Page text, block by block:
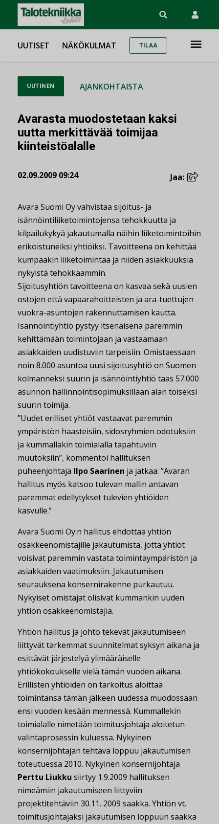
UUTISET NÄKÖKULMAT TILAA
UUTINEN AJANKOHTAISTA
Avarasta muodostetaan kaksi
uutta merkittävää toimijaa
kiinteistöalalle
02.09.2009 09:24 Jaa:
Avara Suomi Oy vahvistaa sijoitus- ja
isännöintiliiketoimintojensa tehokkuutta ja
kilpailukykyä jakautumalla näihin liiketoimintoihin
erikoistuneiksi yhtiöiksi. Tavoitteena on kehittää
kumpaakin liiketoimintaa ja niiden asiakkuuksia
nykyistä tehokkaammin.
Sijoitusyhtiön tavoitteena on kasvaa sekä uusien
ostojen että vapaarahoitteisten ja ara-tuettujen
vuokra-asuntojen rakennuttamisen kautta.
Isännöintiyhtiö pystyy itsenäisenä paremmin
kehittämään toimintojaan ja vastaamaan
asiakkaiden uudistuviin tarpeisiin. Omistaessaan
noin 8.000 asuntoa uusi sijoitusyhtiö on Suomen
kolmanneksi suurin ja isännöintiyhtiö taas 57.000
asunnon hallinnointisopimuksillaan alan toiseksi
suurin toimija.
”Uudet erilliset yhtiöt vastaavat paremmin
ympäristön haasteisiin, sidosryhmien odotuksiin
ja kummallakin toimialalla tapahtuviin
muutoksiin”, kommentoi hallituksen
puheenjohtaja Ilpo Saarinen ja jatkaa: ”Avaran
hallitus myös katsoo tulevan mallin antavan
paremmat edellytykset tulevien yhtiöiden
kasvulle.”
Avara Suomi Oy:n hallitus ehdottaa yhtiön
osakkeenomistajille jakautumista, jotta yhtiöt
voisivat paremmin vastata toimintaympäristön ja
asiakkaiden vaatimuksiin. Jakautumisen
seurauksena konsernirakenne purkautuu.
Nykyiset omistajat olisivat kummankin uuden
yhtiön osakkeenomistajia.
Yhtiön hallitus ja johto tekevät jakautumiseen
liittyvät tarkemmat suunnitelmat syksyn aikana ja
esittävät järjestelyä ylimääräiselle
yhtiökokoukselle vielä tämän vuoden aikana.
Erillisten yhtiöiden on tarkoitus aloittaa
toimintansa tämän jälkeen uudessa muodossaan
ensi vuoden kesään mennessä. Kummallekin
toimialalle nimetään toimitusjohtaja aloitetun
valintaprosessin kuluessa. Nykyinen
konsernijohtajan tehtävä loppuu jakautumisen
toteutuessa 2010. Nykyinen konsernijohtaja
Perttu Liukku siirtyy 1.9.2009 hallituksen
nimeämiin jakautumiseen liittyviin
projektitehtäviin 30.11. 2009 saakka. Yhtiön vt.
toimitusjohtajaksi jakautumisen loppuun saakka